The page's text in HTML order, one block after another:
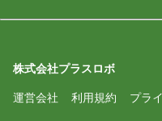
株式会社プラスロボ
運営会社 利用規約 プラ